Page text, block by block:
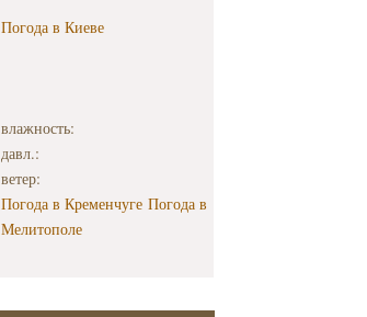
Погода в Киеве
влажность:
давл.:
ветер:
Погода в Кременчуге Погода в
Мелитополе